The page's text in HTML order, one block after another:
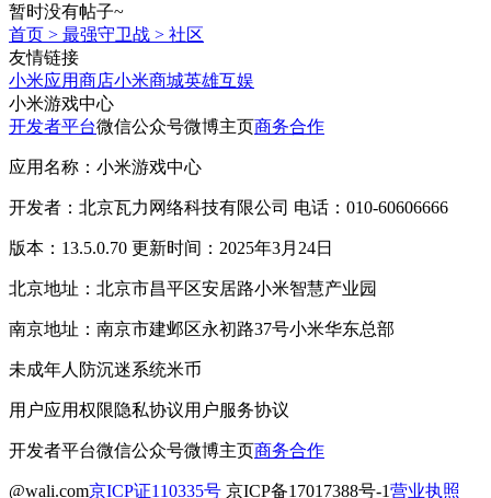
暂时没有帖子~
首页 > 最强守卫战 > 社区
友情链接
小米应用商店小米商城英雄互娱
小米游戏中心
开发者平台微信公众号微博主页商务合作
应用名称：小米游戏中心
开发者：北京瓦力网络科技有限公司 电话：010-60606666
版本：13.5.0.70 更新时间：2025年3月24日
北京地址：北京市昌平区安居路小米智慧产业园
南京地址：南京市建邺区永初路37号小米华东总部
未成年人防沉迷系统米币
用户应用权限隐私协议用户服务协议
开发者平台微信公众号微博主页商务合作
@wali.com京ICP证110335号 京ICP备17017388号-1营业执照